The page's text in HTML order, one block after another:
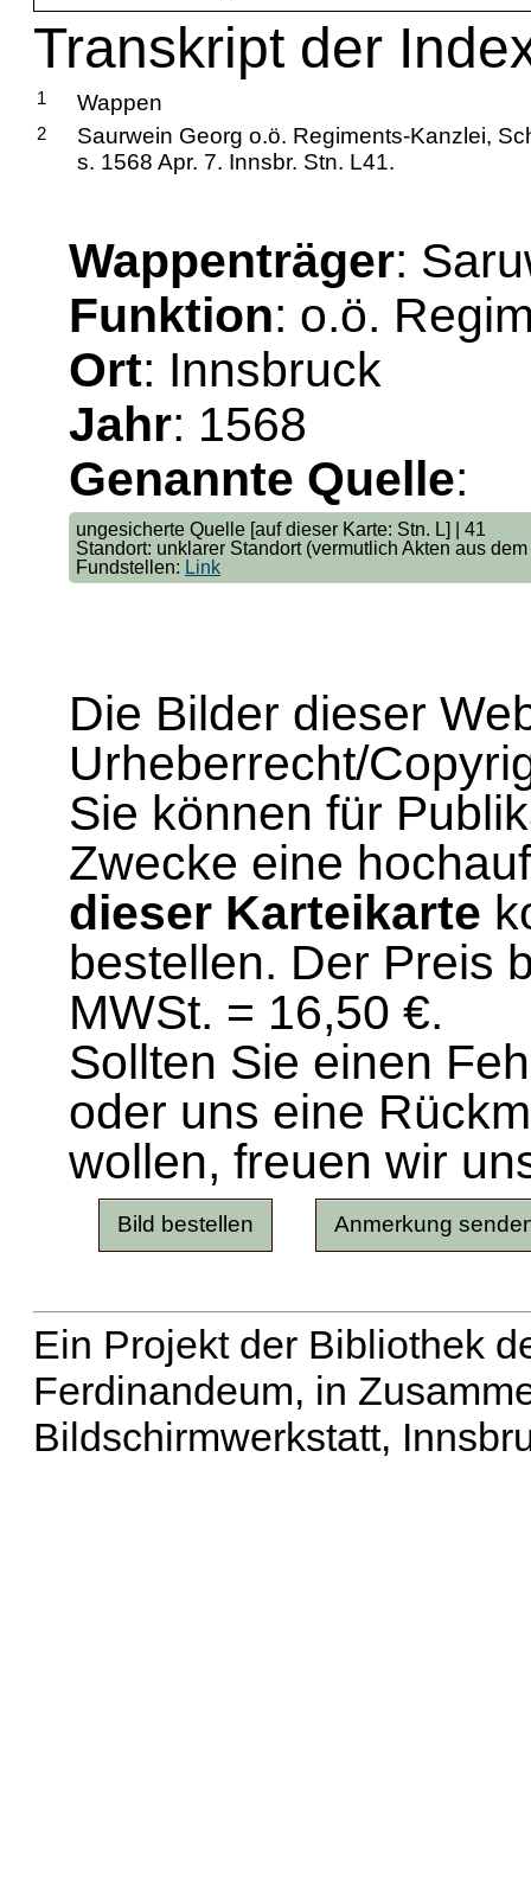
Transkript der
1 Wappen
2
Saurwein Georg o.ö. Regiments-Kanzlei,
s. 1568 Apr. 7. Innsbr. Stn. L41.
Wappenträger:
Funktion: o.ö.
Ort: Innsbruck
Jahr: 1568
Genannte Quelle:
ungesicherte Quelle [auf dieser Karte: Stn. L] | 41
Standort: unklarer Standort (vermutlich Akten aus
Fundstellen: Link
Die Bilder dieser
Urheberrecht/
Sie können für
Zwecke eine
dieser Karteikarte
bestellen. Der Preis
MWSt. = 16,50 €.
Sollten Sie einen
oder uns eine
wollen, freuen wir
Ein Projekt der Bibliothek
Ferdinandeum, in
Bildschirmwerkstatt,